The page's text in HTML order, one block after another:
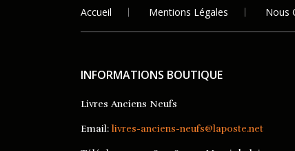
Accueil Mentions Légales Nous
INFORMATIONS BOUTIQUE
Livres Anciens Neufs
Email: livres-anciens-neufs@laposte.net